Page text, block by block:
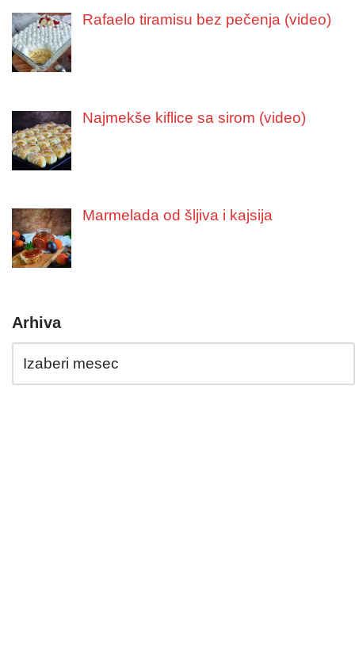
Rafaelo tiramisu bez pečenja (video)
Najmekše kiflice sa sirom (video)
Marmelada od šljiva i kajsija
Arhiva